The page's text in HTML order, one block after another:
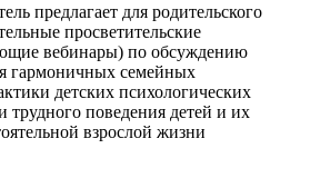
предлагает для родительского
просветительские
вебинары) по обсуждению
гармоничных семейных
детских психологических
трудного поведения детей и их
взрослой жизни